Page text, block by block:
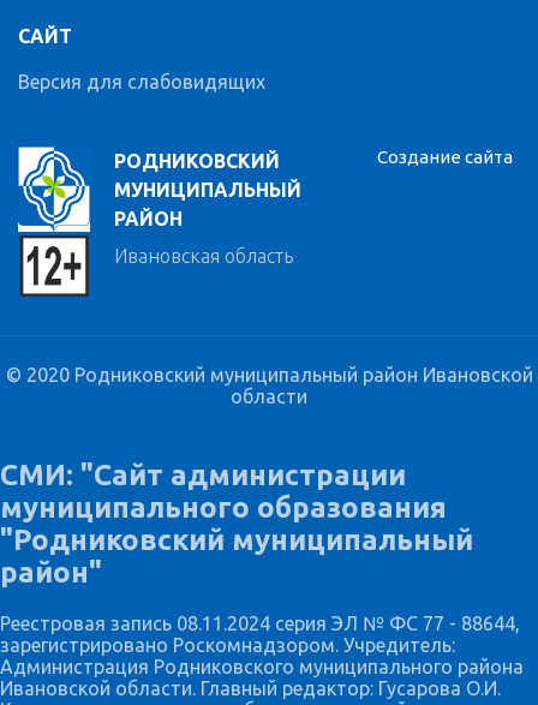
РОДНИКОВСКИЙ
МУНИЦИПАЛЬНЫЙ
РАЙОН
Ивановская область
САЙТ
Версия для слабовидящих
Создание сайта
© 2020 Родниковский муниципальный район Ивановской
области
СМИ: "Сайт администрации
муниципального образования
"Родниковский муниципальный
район"
Реестровая запись 08.11.2024 серия ЭЛ № ФС 77 - 88644,
зарегистрировано Роскомнадзором. Учредитель:
Администрация Родниковского муниципального района
Ивановской области. Главный редактор: Гусарова О.И.